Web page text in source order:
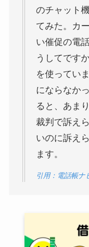
のチャット
てみた。カ
い催促の電
うしてです
を使ってい
にならなか
ると、あま
裁判で訴え
いのに訴え
ます。
引用：電話帳ナ